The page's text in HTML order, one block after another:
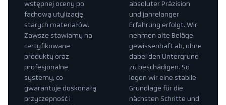
absoluter Präzision
und jahrelanger
Erfahrung erfolgt. Wir
nehmen alte Beläge
gewissenhaft ab, ohne
dabei den Untergrund
zu beschädigen. So
legen wir eine stabile
Grundlage für die
nächsten Schritte und
wstępnej oceny po
fachową utylizację
starych materiałów.
Zawsze stawiamy na
certyfikowane
produkty oraz
profesjonalne
systemy, co
gwarantuje doskonałą
przyczepność i